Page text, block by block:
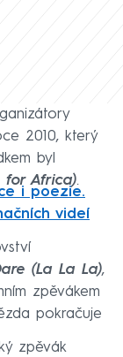
2010, který
byl
for Africa).
i poezie.
videí
(La La La),
zpěvákem
pokračuje
zpěvák